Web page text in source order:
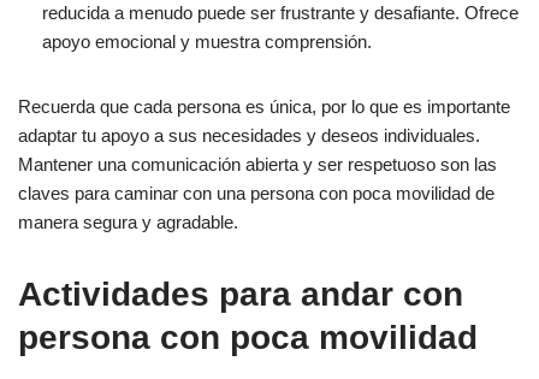
reducida a menudo puede ser frustrante y desafiante. Ofrece
apoyo emocional y muestra comprensión.
Recuerda que cada persona es única, por lo que es importante
adaptar tu apoyo a sus necesidades y deseos individuales.
Mantener una comunicación abierta y ser respetuoso son las
claves para caminar con una persona con poca movilidad de
manera segura y agradable.
Actividades para andar con
persona con poca movilidad